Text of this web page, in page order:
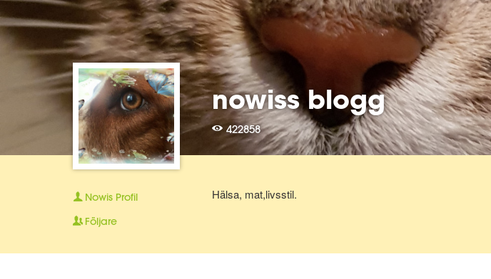
nowiss blogg
422858
Hälsa, mat,livsstil.
Nowis Profil
Följare